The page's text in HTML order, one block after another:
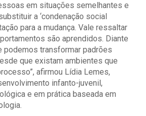
em situações semelhantes e
a ‘condenação social
para a mudança. Vale ressaltar
são aprendidos. Diante
podemos transformar padrões
que existam ambientes que
afirmou Lídia Lemes,
infanto-juvenil,
e em prática baseada em